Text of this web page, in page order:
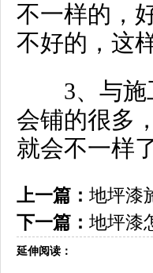
不一样的，
不好的，这
3、与施工
会铺的很多
就会不一样了
上一篇： 地坪漆
下一篇： 地坪漆
延伸阅读：